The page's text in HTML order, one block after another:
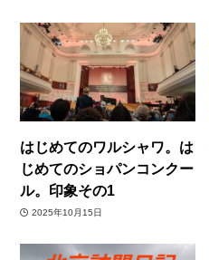
はじめてのワルシャワ。は
じめてのショパンコンクー
ル。印象その1
2025年10月15日